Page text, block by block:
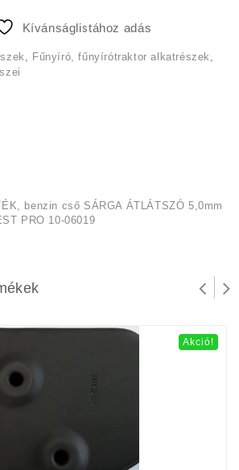
Kívánságlistához adás
Fűnyíró, fűnyírótraktor alkatrészek
benzin cső SÁRGA ÁTLÁTSZÓ 5,0mm
PRO 10-06019
Akció!